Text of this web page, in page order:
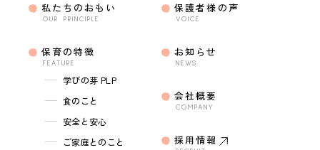
私たちのおもい
OUR PRINCIPLE
保育の特徴
FEATURE
学びの芽 PLP
食のこと
安全と安心
ご家庭とのこと
保護者様の声
VOICE
お知らせ
NEWS
会社概要
COMPANY
採用情報